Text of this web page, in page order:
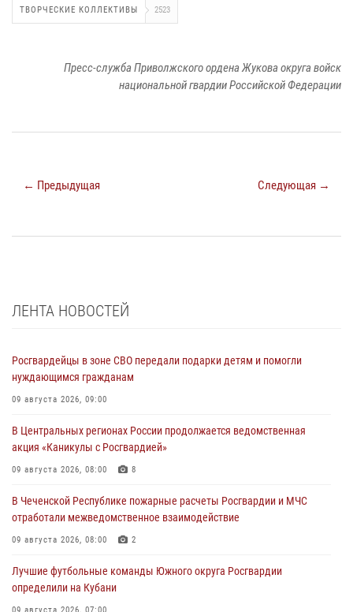
ТВОРЧЕСКИЕ КОЛЛЕКТИВЫ 2523
Пресс-служба Приволжского ордена Жукова округа войск
национальной гвардии Российской Федерации
← Предыдущая Следующая →
ЛЕНТА НОВОСТЕЙ
Росгвардейцы в зоне СВО передали подарки детям и помогли
нуждающимся гражданам
09 августа 2026, 09:00
В Центральных регионах России продолжается ведомственная
акция «Каникулы с Росгвардией»
09 августа 2026, 08:00 8
В Чеченской Республике пожарные расчеты Росгвардии и МЧС
отработали межведомственное взаимодействие
09 августа 2026, 08:00 2
Лучшие футбольные команды Южного округа Росгвардии
определили на Кубани
09 августа 2026, 07:00